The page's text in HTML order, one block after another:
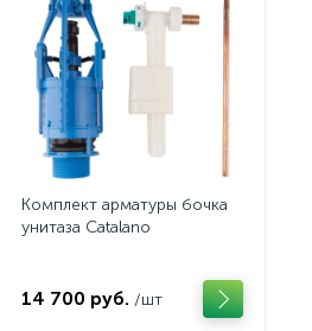
Комплект арматуры бочка
унитаза Catalano
14 700 руб. /шт